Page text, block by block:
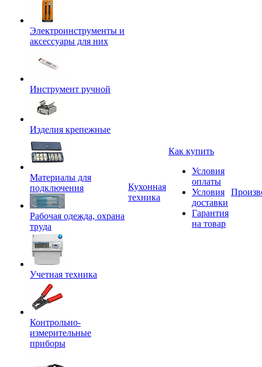
Электроинструменты и
аксессуары для них
Инструмент ручной
Изделия крепежные
Материалы для
подключения
Рабочая одежда, охрана
труда
Учетная техника
Контрольно-
измерительные
приборы
Кухонная
техника
Как купить
Условия
оплаты
Условия
доставки
Гарантия
на товар